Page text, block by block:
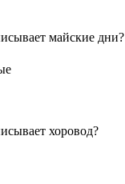
майские дни?
хоровод?